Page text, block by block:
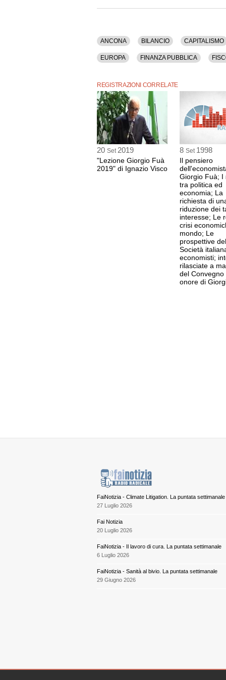
(assessore al Bilancio, Finanze,
Pubblico, Demografia, Disoccupazione,
Governo, Impresa, Imu, Istruzione, Italia,
Recessione, Reddito, Riforme, Storia,
ANCONA BILANCIO CAPITALISMO
EUROPA FINANZA PUBBLICA
SVILUPPO TASSE USA
REGISTRAZIONI CORRELATE
20 Set 2019
"Lezione Giorgio Fuà
2019" di Ignazio Visco
8 Set 1998
Il pensiero
Giorgio Fuà; I
tra politica ed
economia; La
richiesta di
riduzione dei
interesse; Le
crisi
mondo; Le
prospettive
Società
economisti;
rilasciate a
del Convegno
onore di
FaiNotizia - Climate Litigation. La puntata settimanale
27 Luglio 2026
Fai Notizia
20 Luglio 2026
FaiNotizia - Il lavoro di cura. La puntata settimanale
6 Luglio 2026
FaiNotizia - Sanità al bivio. La puntata settimanale
29 Giugno 2026